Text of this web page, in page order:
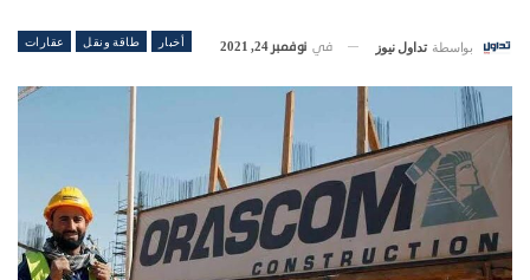
أخبار طاقة ونقل عقارات بواسطة تداول نيوز في نوفمبر 24, 2021